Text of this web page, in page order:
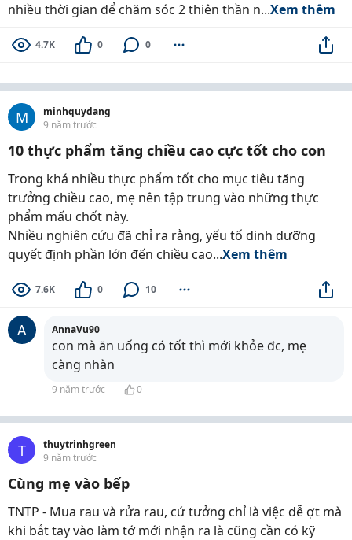
nhiều thời gian để chăm sóc 2 thiên thần n...Xem thêm
4.7K 0 0
M
minhquydang
9 năm trước
10 thực phẩm tăng chiều cao cực tốt cho con
Trong khá nhiều thực phẩm tốt cho mục tiêu tăng
trưởng chiều cao, mẹ nên tập trung vào những thực
phẩm mấu chốt này.
Nhiều nghiên cứu đã chỉ ra rằng, yếu tố dinh dưỡng
quyết định phần lớn đến chiều cao...Xem thêm
7.6K 0 10
A AnnaVu90
con mà ăn uống có tốt thì mới khỏe đc, mẹ
càng nhàn
9 năm trước 0
T
thuytrinhgreen
9 năm trước
Cùng mẹ vào bếp
TNTP - Mua rau và rửa rau, cứ tưởng chỉ là việc dễ ợt mà
khi bắt tay vào làm tớ mới nhận ra là cũng cần có kỹ